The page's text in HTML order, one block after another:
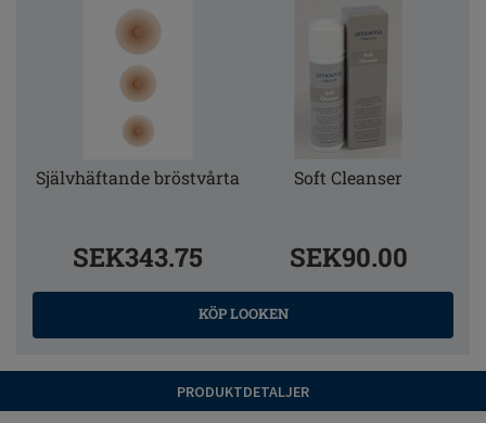
Självhäftande bröstvårta
SEK343.75
Soft Cleanser
SEK90.00
KÖP LOOKEN
PRODUKTDETALJER